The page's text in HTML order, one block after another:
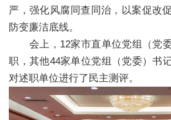
严，强化风腐同查同治，以案促改
防变廉洁底线。
会上，12家市直单位党组（党
职，其他44家单位党组（党委）书
对述职单位进行了民主测评。